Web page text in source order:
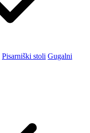
Pisarniški stoli Gugalni